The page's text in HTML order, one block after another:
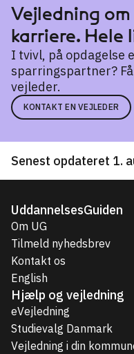
Vejledning
karriere. Hele
I tvivl, på opdagelse
sparringspartner?
vejleder.
KONTAKT EN VEJLEDER
Senest opdateret 1.
UddannelsesGuiden
Om UG
Tilmeld nyhedsbrev
Kontakt os
English
Hjælp og vejledning
eVejledning
Studievalg Danmark
Vejledning i din